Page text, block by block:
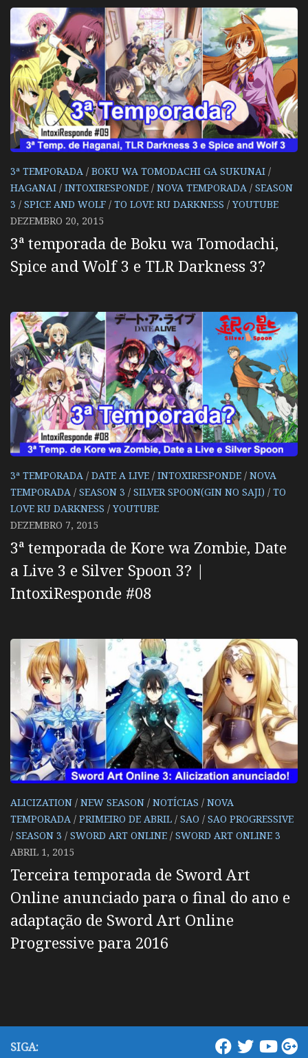
3ª TEMPORADA / BOKU WA TOMODACHI GA SUKUNAI /
HAGANAI / INTOXIRESPONDE / NOVA TEMPORADA / SEASON
3 / SPICE AND WOLF / TO LOVE RU DARKNESS / YOUTUBE
DEZEMBRO 20, 2015
3ª temporada de Boku wa Tomodachi,
Spice and Wolf 3 e TLR Darkness 3?
3ª TEMPORADA / DATE A LIVE / INTOXIRESPONDE / NOVA
TEMPORADA / SEASON 3 / SILVER SPOON(GIN NO SAJI) / TO
LOVE RU DARKNESS / YOUTUBE
DEZEMBRO 7, 2015
3ª temporada de Kore wa Zombie, Date
a Live 3 e Silver Spoon 3? |
IntoxiResponde #08
ALICIZATION / NEW SEASON / NOTÍCIAS / NOVA
TEMPORADA / PRIMEIRO DE ABRIL / SAO / SAO PROGRESSIVE
/ SEASON 3 / SWORD ART ONLINE / SWORD ART ONLINE 3
ABRIL 1, 2015
Terceira temporada de Sword Art
Online anunciado para o final do ano e
adaptação de Sword Art Online
Progressive para 2016
SIGA: